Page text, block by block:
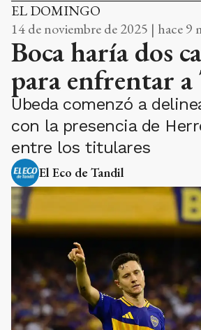
EL DOMINGO
14 de noviembre de 2025 | hace 9
Boca haría dos
para enfrentar
Ubeda comenzó a
con la presencia de
entre los titulares
El Eco de Tandil